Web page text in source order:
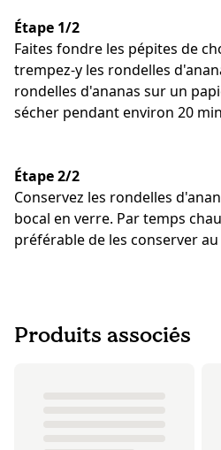
Étape 1/2
Faites fondre les pépites de
trempez-y les rondelles
rondelles d'ananas sur un
sécher pendant environ 20
Étape 2/2
Conservez les rondelles
bocal en verre. Par temps
préférable de les conserver
Produits associés